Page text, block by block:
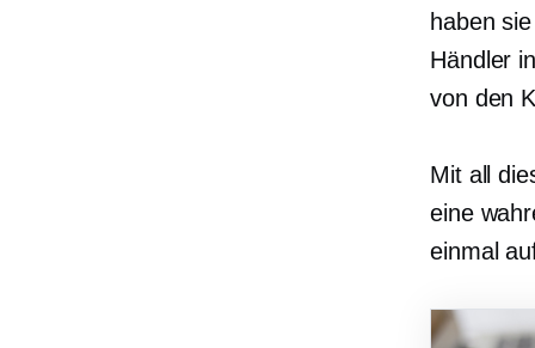
haben
Händler
von den
Mit all
eine
einmal